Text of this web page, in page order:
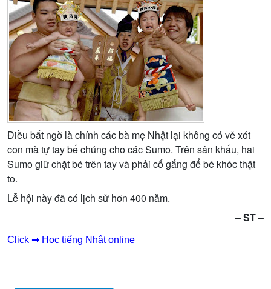
Điều bất ngờ là chính các bà mẹ Nhật lại không có vẻ xót
con mà tự tay bế chúng cho các Sumo. Trên sân khấu, hai
Sumo giữ chặt bé trên tay và phải cố gắng để bé khóc thật
to.
Lễ hội này đã có lịch sử hơn 400 năm.
– ST –
Click ➡ Học tiếng Nhật online